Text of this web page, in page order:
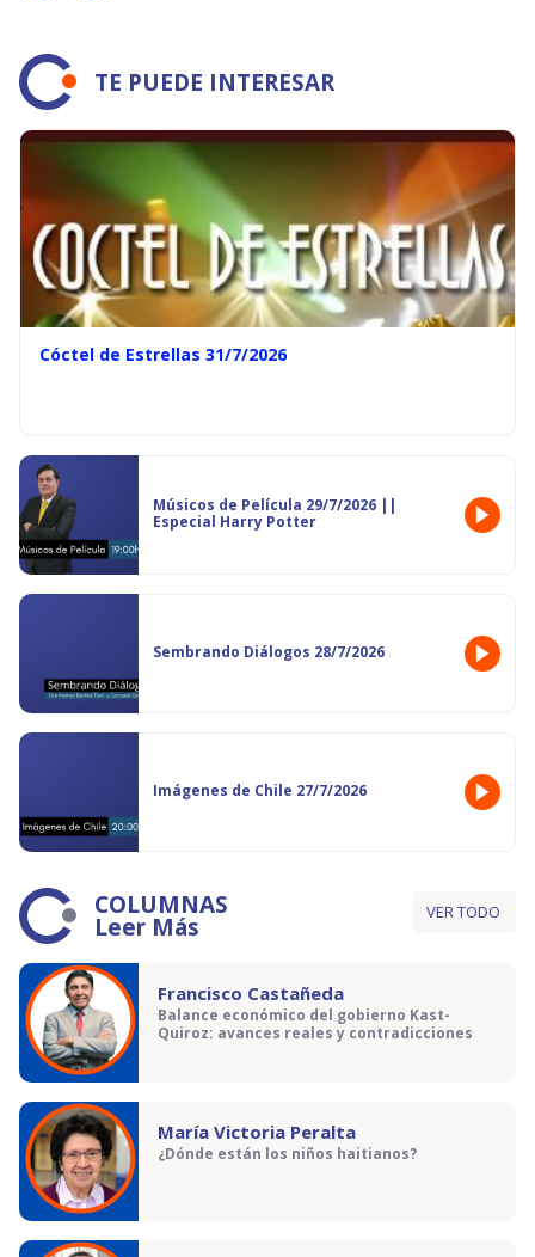
TE PUEDE INTERESAR
Cóctel de Estrellas 31/7/2026
Músicos de Película 29/7/2026 ||
Especial Harry Potter
Sembrando Diálogos 28/7/2026
Imágenes de Chile 27/7/2026
COLUMNAS
Leer Más VER TODO
Francisco Castañeda
Balance económico del gobierno Kast-
Quiroz: avances reales y contradicciones
María Victoria Peralta
¿Dónde están los niños haitianos?